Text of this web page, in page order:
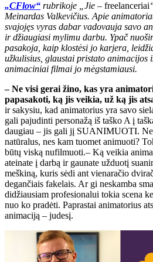
„CFlow“ rubrikoje „Jie – freelanceriai
Meinardas Valkevičius. Apie
svajojęs vyras dabar vadovauja savo
ir džiaugiasi mylimu darbu. Ypač
pasakoja, kaip klostėsi jo karjera,
užkulisius, glaustai pristato animacijos
animaciniai filmai jo mėgstamiausi.
– Ne visi gerai žino, kas yra
papasakoti, ką jis veikia, už ką jis
ir sakysiu, kad animatorius yra savo
gali pajudinti personažą iš taško A į
daugiau – jis gali jį SUANIMUOTI. Ne
natūralus, nes kam tuomet animuoti?
būtų viską nufilmuoti.– Ką veikia
ateinate į darbą ir gaunate užduotį
meškiną, kuris sėdi ant vienaračio
degančiais fakelais. Ar gi neskamba
didžiausiam profesionalui tokia scena
nuo ko pradėti. Paprastai animatorius
animaciją – judesį.